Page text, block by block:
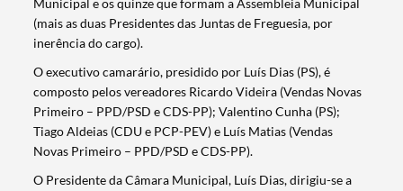
Municipal e os quinze que formam a Assembleia Municipal
(mais as duas Presidentes das Juntas de Freguesia, por
inerência do cargo).
O executivo camarário, presidido por Luís Dias (PS), é
composto pelos vereadores Ricardo Videira (Vendas Novas
Primeiro – PPD/PSD e CDS-PP); Valentino Cunha (PS);
Tiago Aldeias (CDU e PCP-PEV) e Luís Matias (Vendas
Novas Primeiro – PPD/PSD e CDS-PP).
O Presidente da Câmara Municipal, Luís Dias, dirigiu-se a